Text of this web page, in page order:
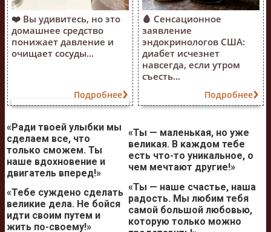
❤️ Вы удивитесь, но это
домашнее средство
понижает давление и
очищает сосуды...
Подробнее
🩸 Сенсационное
заявление
эндокринологов США:
диабет исчезнет
навсегда, если утром
съесть...
Подробнее
«Ради твоей улыбки мы
сделаем все, что
только сможем. Ты
наше вдохновение и
двигатель вперед!»
«Ты — маленькая, но уже
великая. В каждом тебе
есть что-то уникальное, о
чем мечтают другие!»
«Тебе суждено сделать
великие дела. Не бойся
идти своим путем и
жить по-своему!»
«Ты — наше счастье, наша
радость. Мы любим тебя
самой большой любовью,
которую только можно